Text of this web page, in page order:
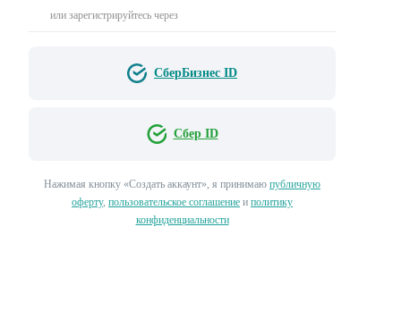
или зарегистрируйтесь через
СберБизнес ID
Сбер ID
Нажимая кнопку «‎Создать аккаунт»‎, я принимаю публичную
оферту, пользовательское соглашение и политику
конфиденциальности